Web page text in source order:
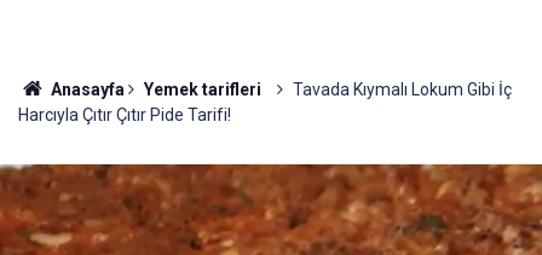
Anasayfa Yemek tarifleri
Tavada Kıymalı Lokum Gibi İç
Harcıyla Çıtır Çıtır Pide Tarifi!